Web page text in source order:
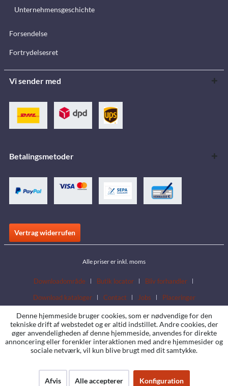
Unternehmensgeschichte
Forsendelse
Fortrydelsesret
Vi sender med
Betalingsmetoder
Vertrag widerrufen
Alle priser er inkl. moms
Downloadområde Butik locator
Bliv forhandler
Download kataloger
Contact Jobs Placeringer
Denne hjemmeside bruger cookies, som er nødvendige for den
tekniske drift af webstedet og er altid indstillet. Andre cookies, der
øger anvendeligheden af denne hjemmeside, anvendes for direkte
annoncering eller forenkler interaktionen med andre hjemmesider og
sociale netværk, vil kun blive brugt med dit samtykke.
Afvis Alle accepterer Konfiguration